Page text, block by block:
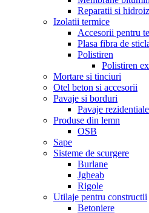
Reparatii si
Izolatii termice
Accesorii pentru
Plasa fibra de
Polistiren
Polistiren
Mortare si tinciuri
Otel beton si accesorii
Pavaje si borduri
Pavaje rezidentiale
Produse din lemn
OSB
Sape
Sisteme de scurgere
Burlane
Jgheab
Rigole
Utilaje pentru constructii
Betoniere